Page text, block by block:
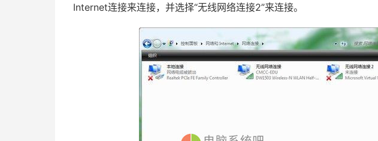
Internet连接来连接，并选择“无线网络连接2”来连接。